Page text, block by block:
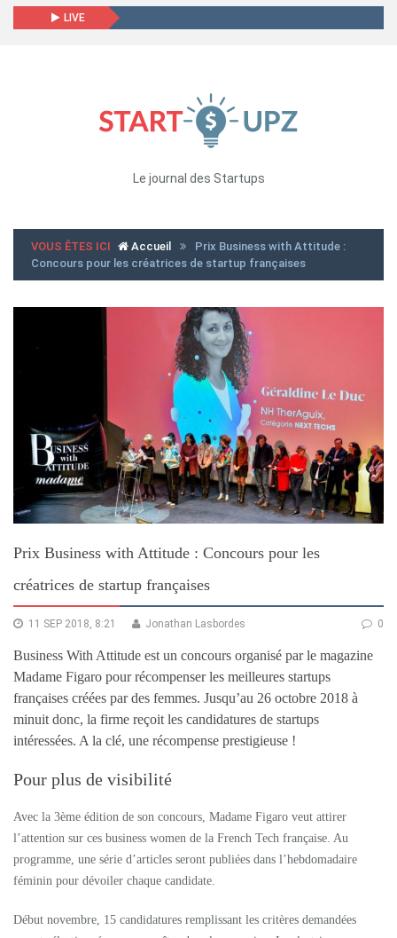
LIVE
Le journal des Startups
VOUS ÊTES ICI Accueil
Prix Business with Attitude :
Concours pour les créatrices de startup françaises
Prix Business with Attitude : Concours pour les
créatrices de startup françaises
11 SEP 2018, 8:21 0
Jonathan Lasbordes
Business With Attitude est un concours organisé par le magazine
Madame Figaro pour récompenser les meilleures startups
françaises créées par des femmes. Jusqu’au 26 octobre 2018 à
minuit donc, la firme reçoit les candidatures de startups
intéressées. A la clé, une récompense prestigieuse !
Pour plus de visibilité
Avec la 3ème édition de son concours, Madame Figaro veut attirer
l’attention sur ces business women de la French Tech française. Au
programme, une série d’articles seront publiées dans l’hebdomadaire
féminin pour dévoiler chaque candidate.
Début novembre, 15 candidatures remplissant les critères demandées